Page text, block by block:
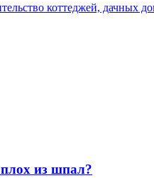
коттеджей, дачных
из шпал?